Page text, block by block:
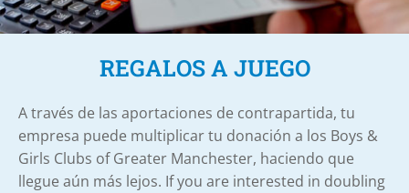
REGALOS A JUEGO
A través de las aportaciones de contrapartida, tu
empresa puede multiplicar tu donación a los Boys &
Girls Clubs of Greater Manchester, haciendo que
llegue aún más lejos. If you are interested in doubling